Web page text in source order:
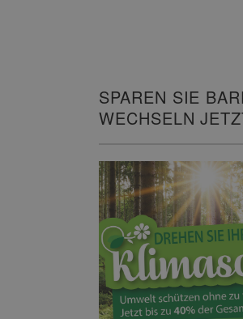
SPAREN SIE
WECHSELN